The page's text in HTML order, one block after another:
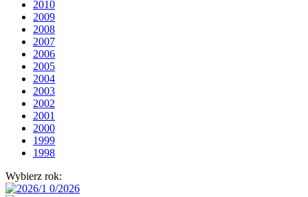
2010
2009
2008
2007
2006
2005
2004
2003
2002
2001
2000
1999
1998
Wybierz rok: